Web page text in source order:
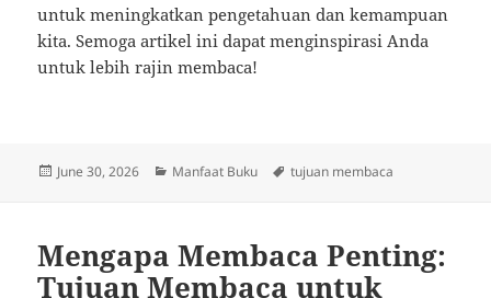
untuk meningkatkan pengetahuan dan kemampuan
kita. Semoga artikel ini dapat menginspirasi Anda
untuk lebih rajin membaca!
Posted
June 30, 2026 Categories
Manfaat Buku Tags
tujuan membaca
Mengapa Membaca Penting:
Tujuan Membaca untuk